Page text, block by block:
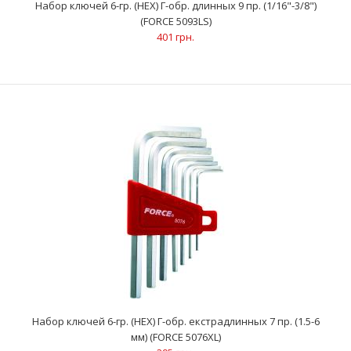
Набор ключей 6-гр. (HEX) Г-обр. длинных 7 пр. (1.5-6 мм) (FORCE
5076L)
280 грн.
Ключи 6-гранные (HEX) Г-образные длинные (7 шт): 1.5; 2; 2.5; 3;
Набор ключей 6-гр. (HEX) Г-обр. длинных 9 пр. (1/16"-3/8")
(FORCE 5093LS)
401 грн.
Набор ключей 6-гр. (HEX) Г-обр. екстрадлинных 7 пр. (1.5-6
мм) (FORCE 5076XL)